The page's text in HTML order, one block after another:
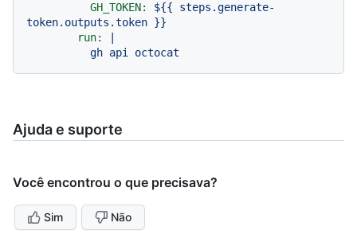
GH_TOKEN:
${{
steps.generate-
token.outputs.token }}
run:
Ajuda e suporte
Você encontrou o que precisava?
Sim Não